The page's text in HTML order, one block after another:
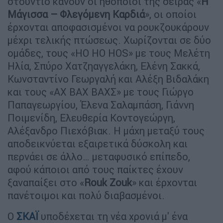
Μάγισσα – Φλεγόμενη Καρδιά», οι οποίοι
έρχονται αποφασισμένοι να ρουκζουκάρουν
μέχρι τελικής πτώσεως. Χωρίζονται σε δύο
ομάδες, τους «ΗΟ HO HOS» με τους Μελέτη
Ηλία, Σπύρο Χατζηαγγελάκη, Ελένη Σακκά,
Κωνσταντίνο Γεωργαλή και Αλέξη Βιδαλάκη
και τους «ΑΧ ΒΑΧ ΒΑΧΣ» με τους Γιώργο
Παπαγεωργίου, Έλενα Σαλαμπάση, Γιάννη
Ποιμενίδη, Ελευθερία Κοντογεώργη,
Αλέξανδρο Πιεχόβιακ. Η μάχη μεταξύ τους
αποδεικνύεται εξαιρετικά δύσκολη και
περνάει σε άλλο… μεταφυσικό επίπεδο,
αφού κάποιοι από τους παίκτες έχουν
ξαναπαίξει στο « Rouk Zouk» και έρχονται
πανέτοιμοι και πολύ διαβασμένοι.
Ο ΣΚΑΪ υποδέχεται τη νέα χρονιά μ' ένα